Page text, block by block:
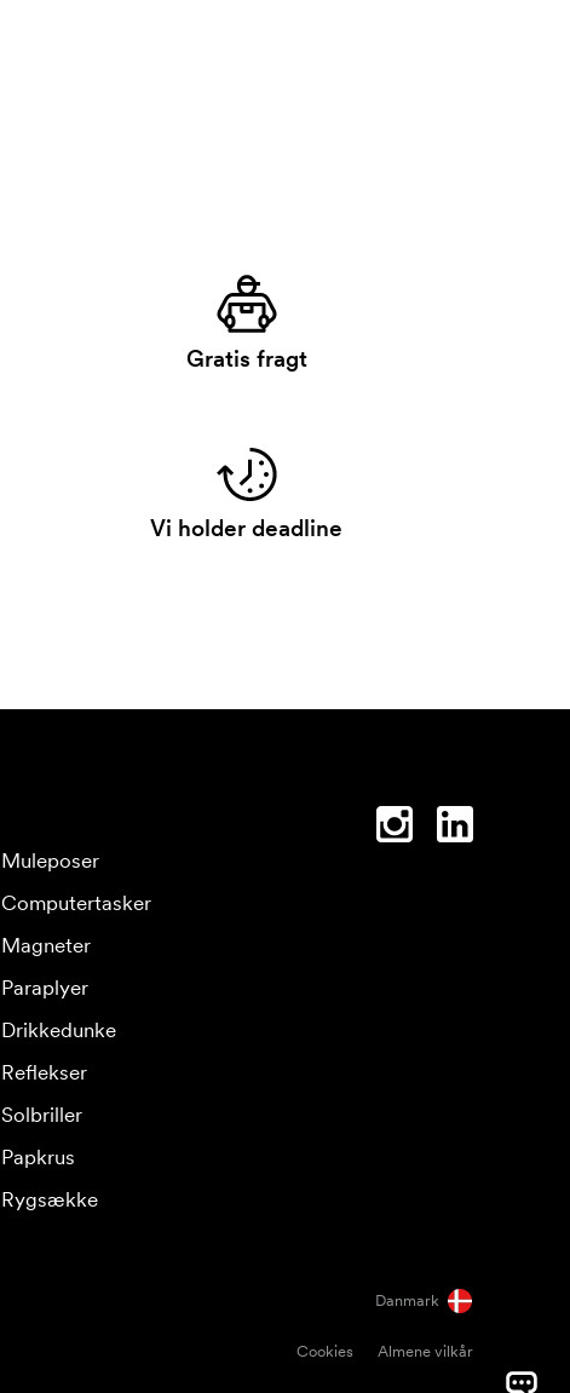
Gratis fragt
Vi holder deadline
Muleposer
Computertasker
Magneter
Paraplyer
Drikkedunke
Reflekser
Solbriller
Papkrus
Rygsække
Danmark
Cookies Almene vilkår